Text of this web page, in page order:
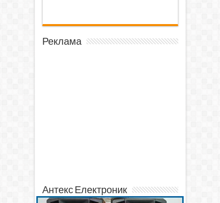
Реклама
Антекс Електроник